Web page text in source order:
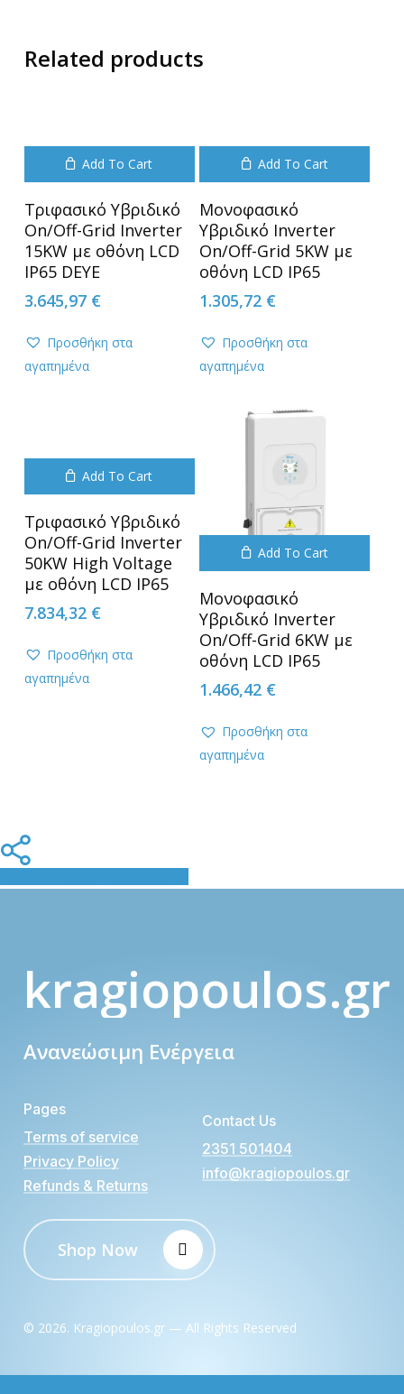
Related products
Add To Cart
Τριφασικό Υβριδικό
On/Off-Grid Inverter
15KW με οθόνη LCD
IP65 DEYE
3.645,97 €
Προσθήκη στα
αγαπημένα
Add To Cart
Μονοφασικό
Υβριδικό Inverter
On/Off-Grid 5KW με
οθόνη LCD IP65
1.305,72 €
Προσθήκη στα
αγαπημένα
Add To Cart
Τριφασικό Υβριδικό
On/Off-Grid Inverter
50KW High Voltage
με οθόνη LCD IP65
7.834,32 €
Προσθήκη στα
αγαπημένα
Add To Cart
Μονοφασικό
Υβριδικό Inverter
On/Off-Grid 6KW με
οθόνη LCD IP65
1.466,42 €
Προσθήκη στα
αγαπημένα
kragiopoulos.gr
Ανανεώσιμη Ενέργεια
Pages
Terms of service
Privacy Policy
Refunds & Returns
Contact Us
2351 501404
info@kragiopoulos.gr
Shop Now
© 2026. Kragiopoulos.gr — All Rights Reserved